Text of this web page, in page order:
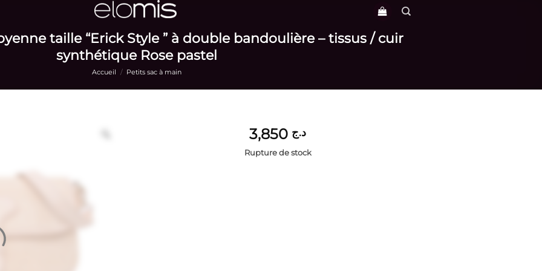
taille “Erick Style ” à double bandoulière – tissus / cuir
synthétique Rose pastel
Accueil / Petits sac à main
د.ج
Rupture de stock